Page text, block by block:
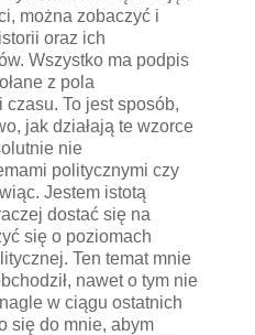
można zobaczyć i
oraz ich
Wszystko ma podpis
z pola
To jest sposób,
jak działają te wzorce
nie
politycznymi czy
Jestem istotą
dostać się na
się o poziomach
Ten temat mnie
nawet o tym nie
w ciągu ostatnich
się do mnie, abym